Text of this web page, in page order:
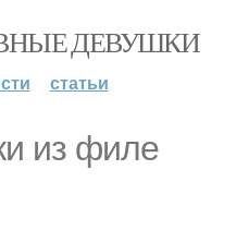
ДЕВУШКИ
статьи
из филе